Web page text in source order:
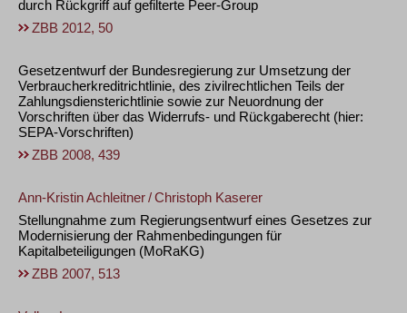
durch Rückgriff auf gefilterte Peer-Group
ZBB 2012, 50
Gesetzentwurf der Bundesregierung zur Umsetzung der
Verbraucherkreditrichtlinie, des zivilrechtlichen Teils der
Zahlungsdiensterichtlinie sowie zur Neuordnung der
Vorschriften über das Widerrufs- und Rückgaberecht (hier:
SEPA-Vorschriften)
ZBB 2008, 439
Ann-Kristin Achleitner/Christoph Kaserer
Stellungnahme zum Regierungsentwurf eines Gesetzes zur
Modernisierung der Rahmenbedingungen für
Kapitalbeteiligungen (MoRaKG)
ZBB 2007, 513